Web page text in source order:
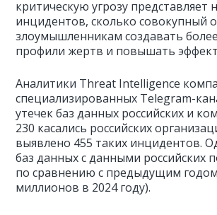
критическую угрозу представляет
инцидентов, сколько
злоумышленникам создавать
профили жертв и повышать
Аналитики Threat Intelligence
специализированных Telegram-
утечек баз данных российских и
230 касались российских
выявлено 455 таких инцидентов.
баз данных с данными российских
по сравнению с предыдущим
миллионов в 2024 году).